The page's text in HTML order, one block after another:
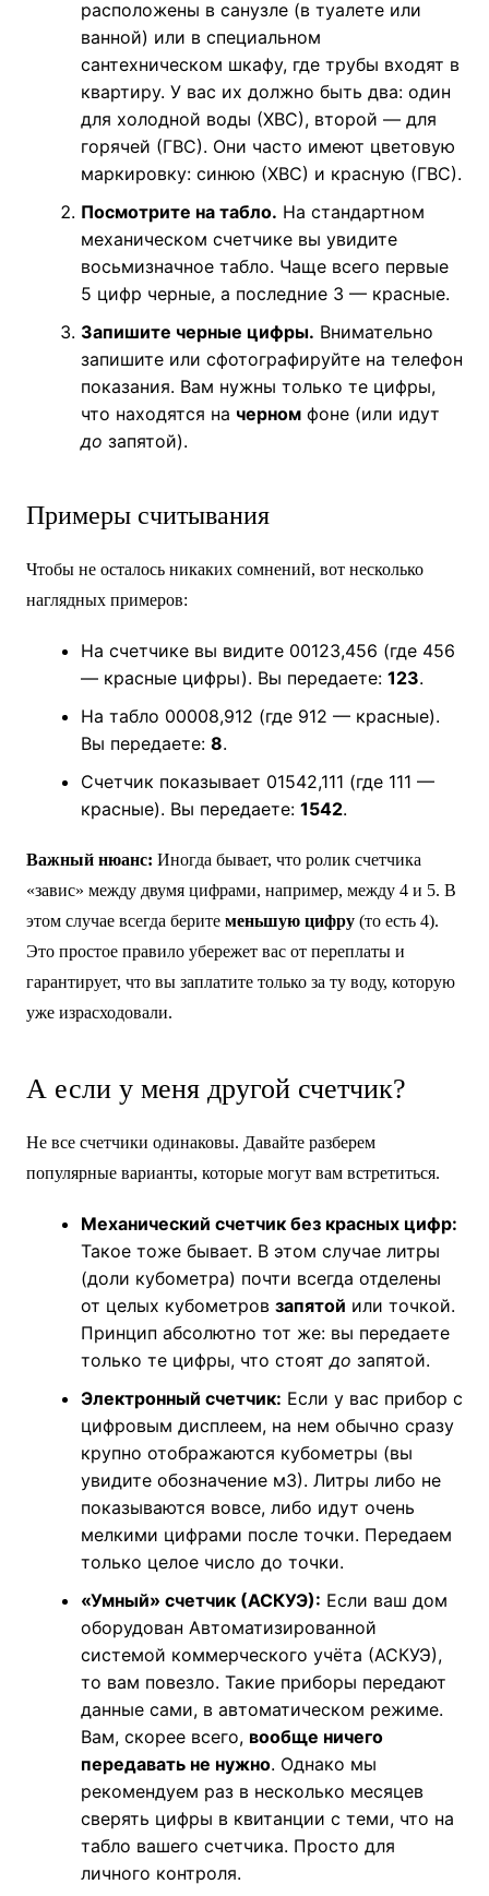
расположены в санузле (в туалете или
ванной) или в специальном
сантехническом шкафу, где трубы входят в
квартиру. У вас их должно быть два: один
для холодной воды (ХВС), второй — для
горячей (ГВС). Они часто имеют цветовую
маркировку: синюю (ХВС) и красную (ГВС).
Посмотрите на табло. На стандартном
механическом счетчике вы увидите
восьмизначное табло. Чаще всего первые
5 цифр черные, а последние 3 — красные.
Запишите черные цифры. Внимательно
запишите или сфотографируйте на телефон
показания. Вам нужны только те цифры,
что находятся на черномфоне (или идут
до запятой).
Примеры считывания
Чтобы не осталось никаких сомнений, вот несколько
наглядных примеров:
На счетчике вы видите 00123,456 (где 456
— красные цифры). Вы передаете: 123.
На табло 00008,912 (где 912 — красные).
Вы передаете: 8.
Счетчик показывает 01542,111 (где 111 —
красные). Вы передаете: 1542.
Важный нюанс: Иногда бывает, что ролик счетчика
«завис» между двумя цифрами, например, между 4 и 5. В
этом случае всегда берите меньшую цифру(то есть 4).
Это простое правило убережет вас от переплаты и
гарантирует, что вы заплатите только за ту воду, которую
уже израсходовали.
А если у меня другой счетчик?
Не все счетчики одинаковы. Давайте разберем
популярные варианты, которые могут вам встретиться.
Механический счетчик без красных цифр:
Такое тоже бывает. В этом случае литры
(доли кубометра) почти всегда отделены
от целых кубометров запятой или точкой.
Принцип абсолютно тот же: вы передаете
только те цифры, что стоятдо запятой.
Электронный счетчик: Если у вас прибор с
цифровым дисплеем, на нем обычно сразу
крупно отображаются кубометры (вы
увидите обозначение м3). Литры либо не
показываются вовсе, либо идут очень
мелкими цифрами после точки. Передаем
только целое число до точки.
«Умный» счетчик (АСКУЭ): Если ваш дом
оборудован Автоматизированной
системой коммерческого учёта (АСКУЭ),
то вам повезло. Такие приборы передают
данные сами, в автоматическом режиме.
Вам, скорее всего, вообще ничего
передавать не нужно. Однако мы
рекомендуем раз в несколько месяцев
сверять цифры в квитанции с теми, что на
табло вашего счетчика. Просто для
личного контроля.